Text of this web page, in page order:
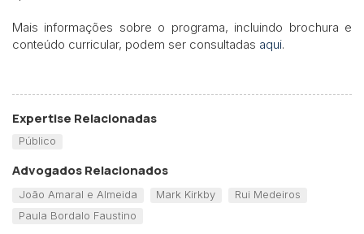
Mais informações sobre o programa, incluindo brochura e
conteúdo curricular, podem ser consultadas aqui.
Expertise Relacionadas
Público
Advogados Relacionados
João Amaral e Almeida Mark Kirkby
Rui Medeiros
Paula Bordalo Faustino